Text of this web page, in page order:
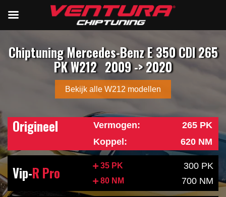
Chiptuning Mercedes-Benz E 350 CDI 265
PK W212 2009 -> 2020
Bekijk alle W212 modellen
Origineel Vermogen:
265 PK
Koppel:
620 NM
Vip-R Pro 35 PK 300 PK
80 NM 700 NM